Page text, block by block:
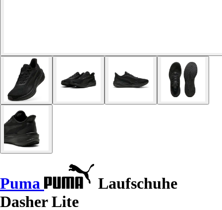
Puma
Laufschuhe
Dasher Lite